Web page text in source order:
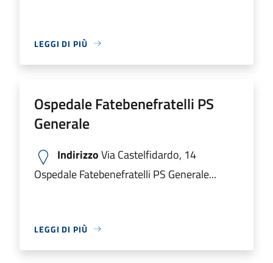
LEGGI DI PIÙ
Ospedale Fatebenefratelli PS
Generale
IndirizzoVia Castelfidardo, 14
Ospedale Fatebenefratelli PS Generale...
LEGGI DI PIÙ